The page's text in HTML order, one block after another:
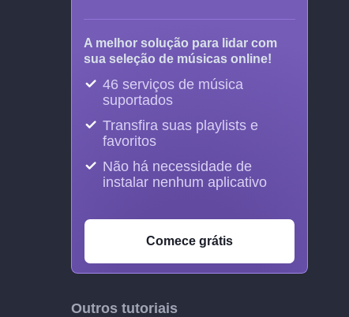
A melhor solução para lidar com
sua seleção de músicas online!
46 serviços de música
suportados
Transfira suas playlists e
favoritos
Não há necessidade de
instalar nenhum aplicativo
Comece grátis
Outros tutoriais